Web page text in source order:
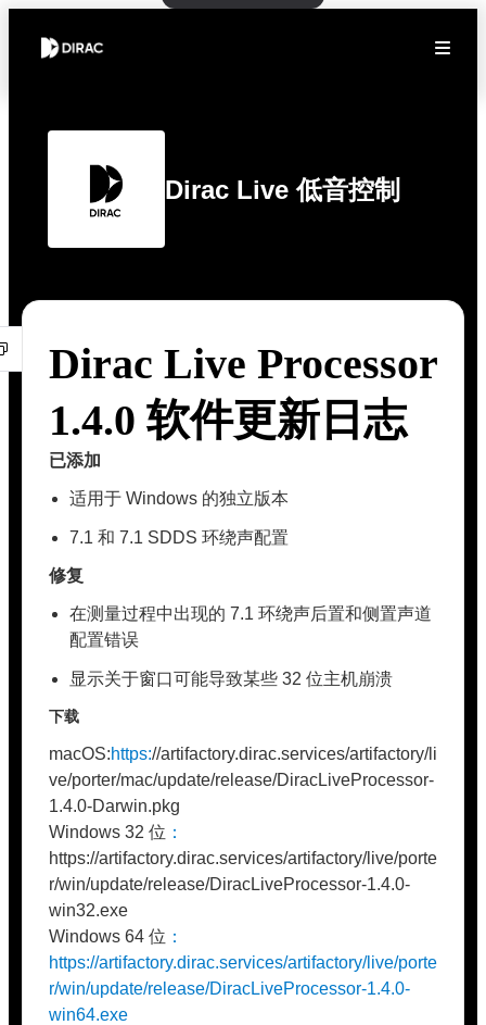
Dirac Live 低音控制
Dirac Live Processor
1.4.0 软件更新日志
已添加
适用于 Windows 的独立版本
7.1 和 7.1 SDDS 环绕声配置
修复
在测量过程中出现的 7.1 环绕声后置和侧置声道
配置错误
显示关于窗口可能导致某些 32 位主机崩溃
下载
macOS:https://artifactory.dirac.services/artifactory/li
ve/porter/mac/update/release/DiracLiveProcessor-
1.4.0-Darwin.pkg
Windows 32 位 ：
https://artifactory.dirac.services/artifactory/live/porte
r/win/update/release/DiracLiveProcessor-1.4.0-
win32.exe
Windows 64 位 ：
https://artifactory.dirac.services/artifactory/live/porte
r/win/update/release/DiracLiveProcessor-1.4.0-
win64.exe